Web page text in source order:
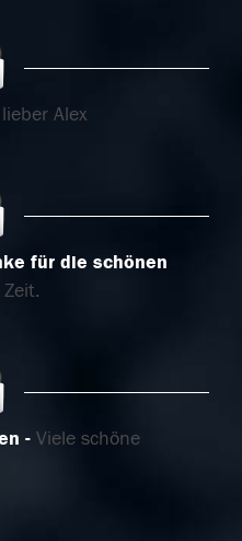
Alex
für die schönen
Viele schöne